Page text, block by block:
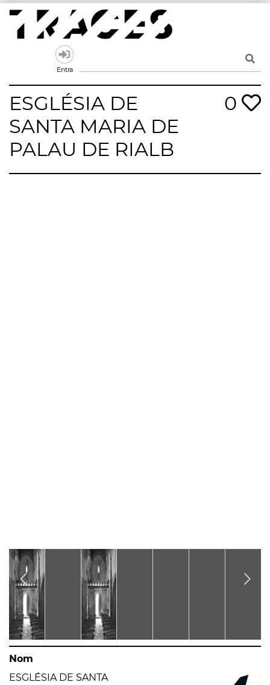
Skip
content
Un mapa de la memòria obert a tothom
Entra
ESGLÉSIA DE
SANTA MARIA DE
PALAU DE RIALB
0
Nom
ESGLÉSIA DE SANTA